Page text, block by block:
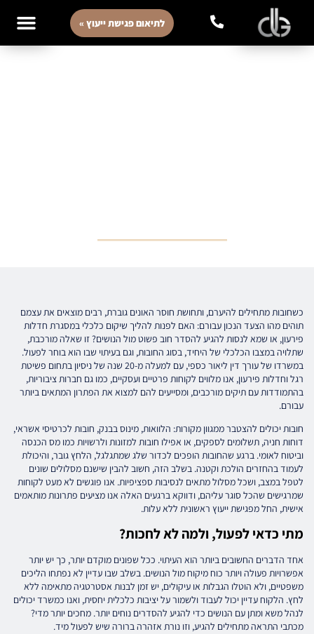
לתיאום פגישת ייעוץ »
כשחובות מתחילים להיערם, ותחושת חוסר האונים גוברת, רבים מוצאים את עצמם
תוהים מהו הצעד הנכון עבורם: האם לפנות להליך שיקום כלכלי במסגרת חדלות
פירעון, או שמא לנסות להגיע להסדר חוב פשוט מול הנושים? זו שאלה מורכבת,
שתלויה במצבו הכלכלי של היחיד, בסוג החובות, וגם בעיתוי שבו הוא בוחר לפעול.
במשרדו של עורך דין ליאור כספי, עם למעלה מ-20 שנה של ניסיון בתחום פשיטת
רגל וחדלות פירעון, אנו מלווים לקוחות פרטיים ועסקיים, כמו גם חברות ציבוריות,
בהתמודדות עם תיקים מורכבים, ומסייעים להם למצוא את הפתרון המתאים ביותר
עבורם.
חובות יכולים להצטבר ממגוון מקורות: הלוואות, מינוס בבנק, חובות לכרטיסי אשראי,
דוחות חניה, תשלומים לספקים, או אפילו חובות למזונות ולרשויות כמו מס הכנסה
וביטוח לאומי. ברגע שהחובות הופכים לכדור שלג שמתגלגל, הלחץ גובר, והיכולת
לעמוד בהחזרים הולכת וקטנה. בשלב הזה, חשוב להבין שישנם מסלולים שונים
לטפל במצב, ושכל מסלול מתאים לנסיבות ספציפיות. אנו פוגשים לא מעט לקוחות
שמרגישים שהכל סוגר עליהם, ודווקא ברגעים האלה אנו מציעים פתרונות מותאמים
אישית, החל מפגישת ייעוץ ראשונית ללא עלות.
מתי כדאי לפעול, ולמה לא לחכות?
אחד הדברים החשובים ביותר הוא העיתוי. ככל שפונים מוקדם יותר, כך יש יותר
אפשרויות פעולה ויותר כוח מיקוח מול הנושים. בשלב שבו עדיין לא נפתחו הליכים
משפטיים, ולא הוטלו הגבלות או עיקולים, יש זמן לבנות אסטרטגיה מתאימה ללא
לחץ. הלקוח עדיין יכול לעבוד ולשמור על יציבות כלכלית יחסית, ואנו כמשרד יכולים
לנהל משא ומתן עם הנושים כדי להגיע להסדרים נוחים יותר. מחכים יותר מדי?
מכתבי התראה מתחילים להגיע, וזו נורת אזהרה ברורה שיש לפעול מיד.